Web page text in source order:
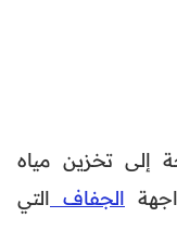
إلى تخزين مياه
الجفاف التي